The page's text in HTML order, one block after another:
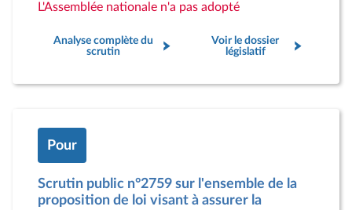
L'Assemblée nationale n'a pas adopté
Analyse complète du
scrutin
Voir le dossier
législatif
Pour
Scrutin public n°2759 sur l'ensemble de la
proposition de loi visant à assurer la